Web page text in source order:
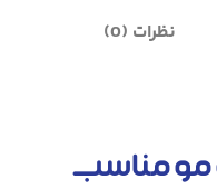
نظرات (0)
مو مناسب